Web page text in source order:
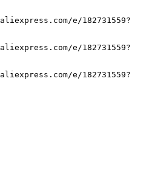
e/182731559?
e/182731559?
e/182731559?